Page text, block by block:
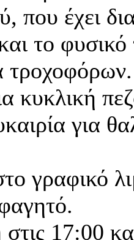
που έχει
το
τροχοφόρων.
κυκλική
για
γραφικό
17:00